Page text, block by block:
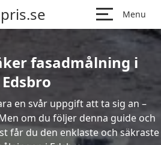
Menu
fasadmålning i
Edsbro
en svår uppgift att ta sig an –
om du följer denna guide och
får du den enklaste och säkraste